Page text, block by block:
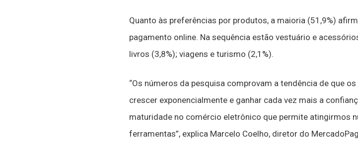
Quanto às preferências por produtos, a maioria (51,9%)
pagamento online. Na sequência estão vestuário e
livros (3,8%); viagens e turismo (2,1%).
“Os números da pesquisa comprovam a tendência de que
crescer exponencialmente e ganhar cada vez mais a
maturidade no comércio eletrônico que permite atingirmos
ferramentas”, explica Marcelo Coelho, diretor do